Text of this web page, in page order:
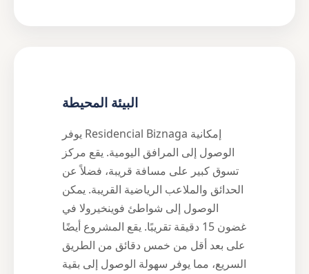
البيئة المحيطة
يوفر Residencial Biznaga إمكانية
الوصول إلى المرافق اليومية. يقع مركز
تسوق كبير على مسافة قريبة، فضلاً عن
الحدائق والملاعب الرياضية القريبة. يمكن
الوصول إلى شواطئ فوينخيرولا في
غضون 15 دقيقة تقريبًا. يقع المشروع أيضًا
على بعد أقل من خمس دقائق من الطريق
السريع، مما يوفر سهولة الوصول إلى بقية